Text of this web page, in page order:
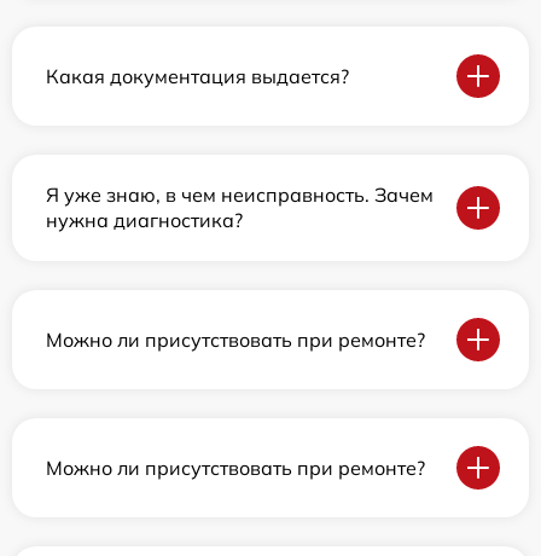
Какая документация выдается?
Я уже знаю, в чем неисправность. Зачем
нужна диагностика?
Можно ли присутствовать при ремонте?
Можно ли присутствовать при ремонте?